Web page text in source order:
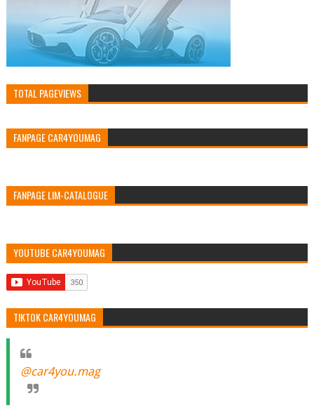
TOTAL PAGEVIEWS
FANPAGE CAR4YOUMAG
FANPAGE LIM-CATALOGUE
YOUTUBE CAR4YOUMAG
TIKTOK CAR4YOUMAG
@car4you.mag